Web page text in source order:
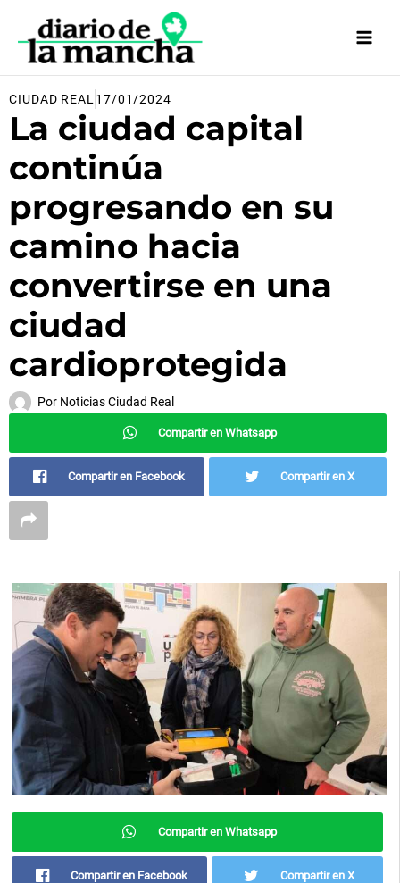
contenido
CIUDAD REAL 17/01/2024
La ciudad capital
continúa
progresando en su
camino hacia
convertirse en una
ciudad
cardioprotegida
Por Noticias Ciudad Real
Compartir en Whatsapp
Compartir en Facebook Compartir en X
Compartir en Whatsapp
Compartir en Facebook Compartir en X